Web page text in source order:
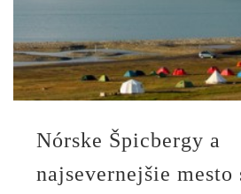
Nórske Špicbergy a
najsevernejšie mesto